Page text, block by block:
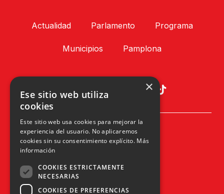
Actualidad Parlamento Programa
Municipios Pamplona
Plaza Príncipe de Viana, 1, 4º
31002 Pamplona, Navarra
×
Ese sitio web utiliza
cookies
Este sitio web usa cookies para mejorar la
experiencia del usuario. No aplicaremos
cookies sin su consentimiento explícito. Más
información
COOKIES ESTRICTAMENTE
NECESARIAS
COOKIES DE PREFERENCIAS